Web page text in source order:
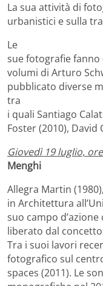
La sua attività di
urbanistici e sulla
Le
sue fotografie
volumi di Arturo
pubblicato diverse
tra
i quali Santiago
Foster (2010), David
Giovedì 19 luglio,
Menghi
Allegra Martin
in Architettura
suo campo
liberato dal
Tra i suoi lavori
fotografico sul
spaces (2011). Le